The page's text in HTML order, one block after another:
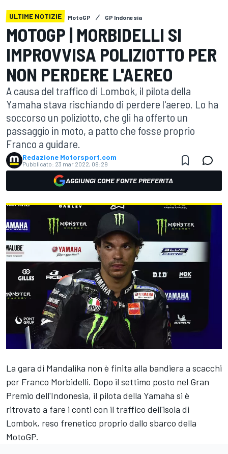
ULTIME NOTIZIE MotoGP GP Indonesia
MOTOGP | MORBIDELLI SI
IMPROVVISA POLIZIOTTO PER
NON PERDERE L'AEREO
A causa del traffico di Lombok, il pilota della
Yamaha stava rischiando di perdere l'aereo. Lo ha
soccorso un poliziotto, che gli ha offerto un
passaggio in moto, a patto che fosse proprio
Franco a guidare.
Redazione Motorsport.com
Pubblicato: 23 mar 2022, 09:29
AGGIUNGI COME FONTE PREFERITA
La gara di Mandalika non è finita alla bandiera a scacchi
per Franco Morbidelli. Dopo il settimo posto nel Gran
Premio dell'Indonesia, il pilota della Yamaha si è
ritrovato a fare i conti con il traffico dell'isola di
Lombok, reso frenetico proprio dallo sbarco della
MotoGP.